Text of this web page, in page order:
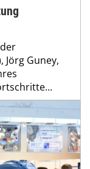
Jörg Guney,